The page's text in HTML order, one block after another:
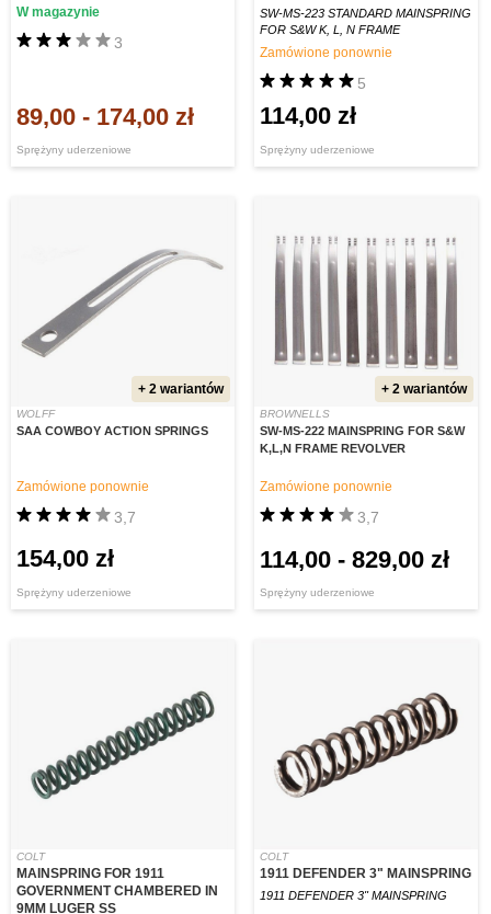
Sprężyny uderzeniowe
3
W magazynie
89,00 - 174,00 zł
SW-MS-223 STANDARD MAINSPRING
FOR S&W K, L, N FRAME
Sprężyny uderzeniowe
5
Zamówione ponownie
114,00 zł
+ 2 wariantów
WOLFF
SAA COWBOY ACTION SPRINGS
Sprężyny uderzeniowe
3,7
Zamówione ponownie
154,00 zł
+ 2 wariantów
BROWNELLS
SW-MS-222 MAINSPRING FOR S&W
K,L,N FRAME REVOLVER
Sprężyny uderzeniowe
3,7
Zamówione ponownie
114,00 - 829,00 zł
COLT
MAINSPRING FOR 1911
GOVERNMENT CHAMBERED IN
9MM LUGER SS
COLT
1911 DEFENDER 3" MAINSPRING
1911 DEFENDER 3" MAINSPRING